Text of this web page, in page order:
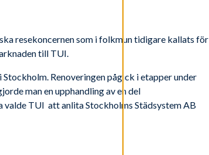
resekoncernen som i folkmun tidigare kallats för
till TUI.
Renoveringen pågick i etapper under
man en upphandling av en del
TUI att anlita Stockholms Städsystem AB